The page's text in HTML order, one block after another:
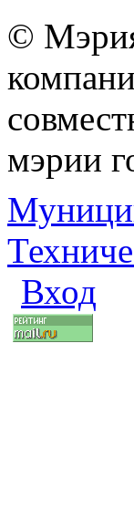
©
мэрии
Вход